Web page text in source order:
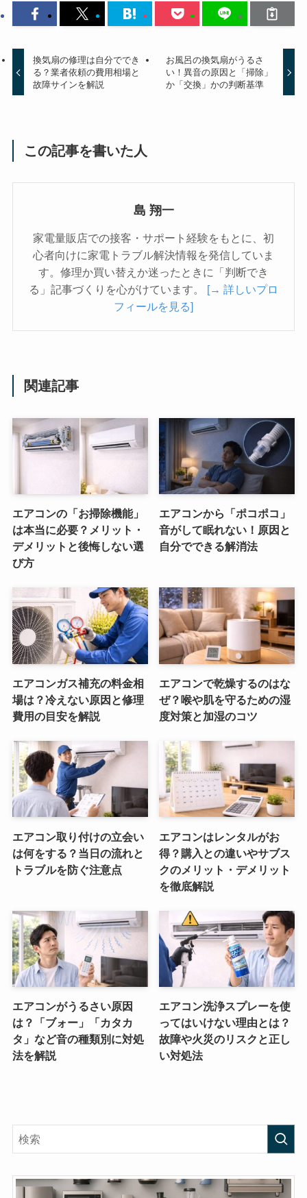
換気扇の修理は自分ででき
る？業者依頼の費用相場と
故障サインを解説
お風呂の換気扇がうるさ
い！異音の原因と「掃除」
か「交換」かの判断基準
この記事を書いた人
島 翔一
家電量販店での接客・サポート経験をもとに、初
心者向けに家電トラブル解決情報を発信していま
す。修理か買い替えか迷ったときに「判断でき
る」記事づくりを心がけています。 [→ 詳しいプロ
フィールを見る]
関連記事
エアコンの「お掃除機能」
は本当に必要？メリット・
デメリットと後悔しない選
び方
エアコンから「ポコポコ」
音がして眠れない！原因と
自分でできる解消法
エアコンガス補充の料金相
場は？冷えない原因と修理
費用の目安を解説
エアコンで乾燥するのはな
ぜ？喉や肌を守るための湿
度対策と加湿のコツ
エアコン取り付けの立会い
は何をする？当日の流れと
トラブルを防ぐ注意点
エアコンはレンタルがお
得？購入との違いやサブス
クのメリット・デメリット
を徹底解説
エアコンがうるさい原因
は？「ブォー」「カタカ
タ」など音の種類別に対処
法を解説
エアコン洗浄スプレーを使
ってはいけない理由とは？
故障や火災のリスクと正し
い対処法